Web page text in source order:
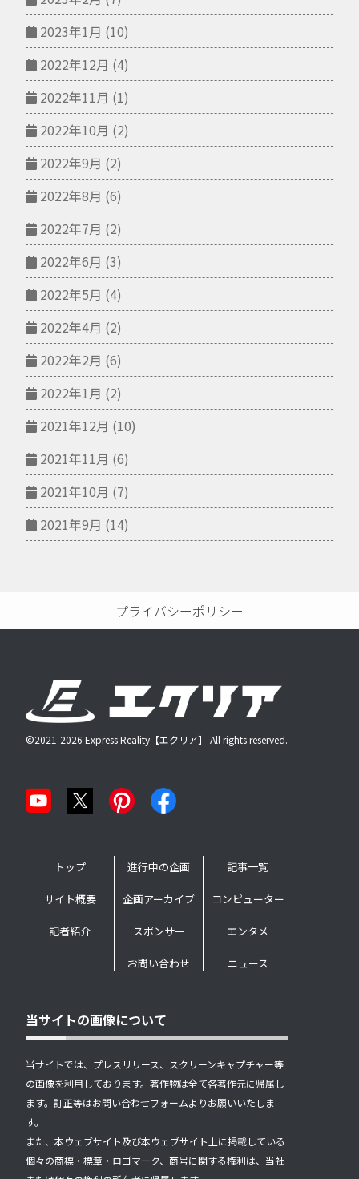
2023年1月 (10)
2022年12月 (4)
2022年11月 (1)
2022年10月 (2)
2022年9月 (2)
2022年8月 (6)
2022年7月 (2)
2022年6月 (3)
2022年5月 (4)
2022年4月 (2)
2022年2月 (6)
2022年1月 (2)
2021年12月 (10)
2021年11月 (6)
2021年10月 (7)
2021年9月 (14)
プライバシーポリシー
©2021-2026 Express Reality【エクリア】 All rights reserved.
トップ
サイト概要
記者紹介
進行中の企画
企画アーカイブ
スポンサー
お問い合わせ
記事一覧
コンピューター
エンタメ
ニュース
当サイトの画像について
当サイトでは、プレスリリース、スクリーンキャプチャー等
の画像を利用しております。著作物は全て各著作元に帰属し
ます。訂正等はお問い合わせフォームよりお願いいたしま
す。
また、本ウェブサイト及び本ウェブサイト上に掲載している
個々の商標・標章・ロゴマーク、商号に関する権利は、当社